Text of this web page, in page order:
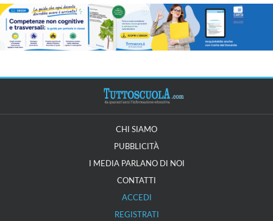
CHI SIAMO
PUBBLICITÀ
I MEDIA PARLANO DI NOI
CONTATTI
ACCEDI
REGISTRATI